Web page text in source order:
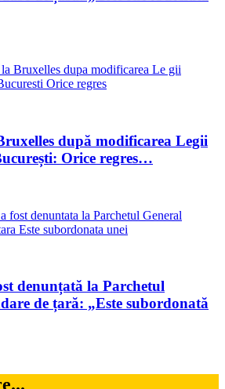
după modificarea Legii
Orice regres…
denunțată la Parchetul
de țară: „Este subordonată